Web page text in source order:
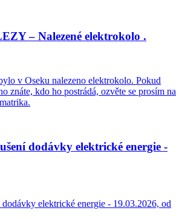
– Nalezené elektrokolo .
v Oseku nalezeno elektrokolo. Pokud
znáte, kdo ho postrádá, ozvěte se prosím na
dodávky elektrické energie -
elektrické energie - 19.03.2026, od